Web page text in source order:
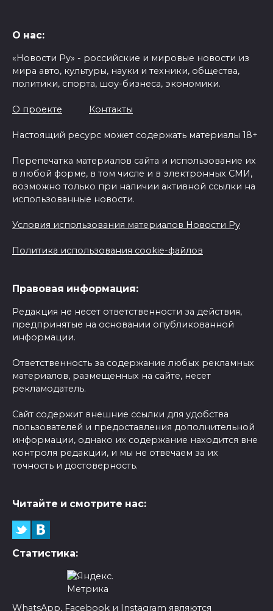
О нас:
«Новости Ру» - российские и мировые новости из
мира авто, культуры, науки и техники, общества,
политики, спорта, шоу-бизнеса, экономики.
О проекте Контакты
Настоящий ресурс может содержать материалы 18+
Перепечатка материалов сайта и использование их
в любой форме, в том числе и в электронных СМИ,
возможно только при наличии активной ссылки на
использованные новости.
Условия использования материалов Новости Ру
Политика использования cookie-файлов
Правовая информация:
Редакция не несет ответственности за действия,
предпринятые на основании опубликованной
информации.
Ответственность за содержание любых рекламных
материалов, размещенных на сайте, несет
рекламодатель.
Сайт содержит внешние ссылки для удобства
пользователей и предоставления дополнительной
информации, однако их содержание находится вне
контроля редакции, и мы не отвечаем за их
точность и достоверность.
Читайте и смотрите нас:
Статистика:
WhatsApp, Facebook и Instagram являются